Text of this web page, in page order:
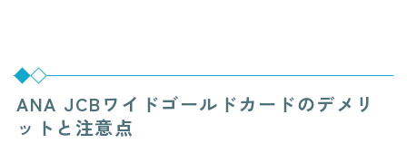
ANA JCBワイドゴールドカードのデメリ
ットと注意点今なら無料相談可能！